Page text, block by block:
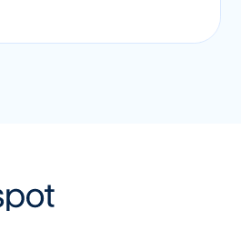
Los geht's! 😍